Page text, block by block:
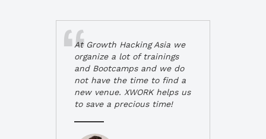
At Growth Hacking Asia we
organize a lot of trainings
and Bootcamps and we do
not have the time to find a
new venue. XWORK helps us
to save a precious time!